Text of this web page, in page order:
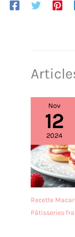
Nov
12
2024
Recette
Pâtisseries